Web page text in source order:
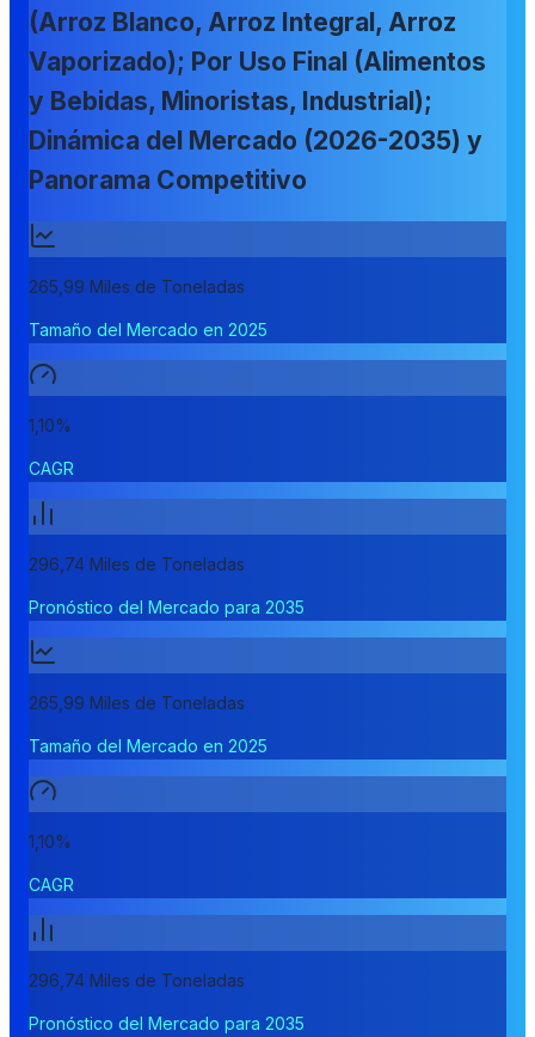
(Arroz Blanco, Arroz Integral, Arroz
Vaporizado); Por Uso Final (Alimentos
y Bebidas, Minoristas, Industrial);
Dinámica del Mercado (2026-2035) y
Panorama Competitivo
265,99 Miles de Toneladas
Tamaño del Mercado en 2025
1,10%
CAGR
296,74 Miles de Toneladas
Pronóstico del Mercado para 2035
265,99 Miles de Toneladas
Tamaño del Mercado en 2025
1,10%
CAGR
296,74 Miles de Toneladas
Pronóstico del Mercado para 2035